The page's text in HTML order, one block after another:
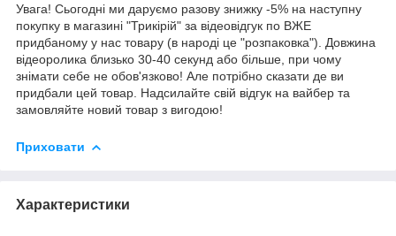
Увага! Сьогодні ми даруємо разову знижку -5% на наступну
покупку в магазині "Трикірій" за відеовідгук по ВЖЕ
придбаному у нас товару (в народі це "розпаковка"). Довжина
відеоролика близько 30-40 секунд або більше, при чому
знімати себе не обов'язково! Але потрібно сказати де ви
придбали цей товар. Надсилайте свій відгук на вайбер та
замовляйте новий товар з вигодою!
Приховати
Характеристики